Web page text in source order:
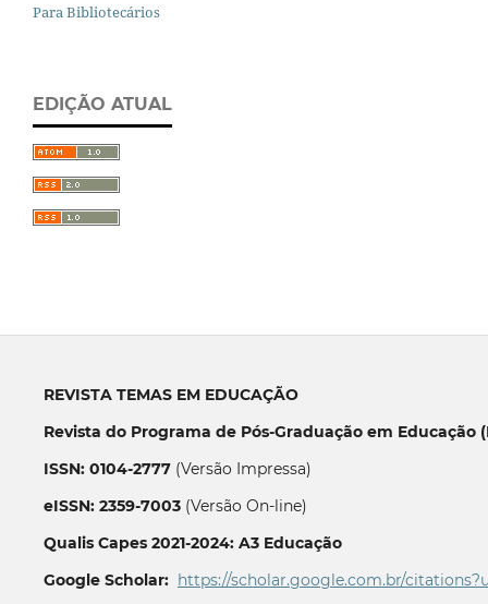
Para Bibliotecários
EDIÇÃO ATUAL
REVISTA TEMAS EM EDUCAÇÃO
Revista do Programa de Pós-Graduação em Educação
ISSN: 0104-2777(Versão Impressa)
eISSN: 2359-7003(Versão On-line)
Qualis Capes 2021-2024: A3 Educação
Google Scholar: https://scholar.google.com.br/